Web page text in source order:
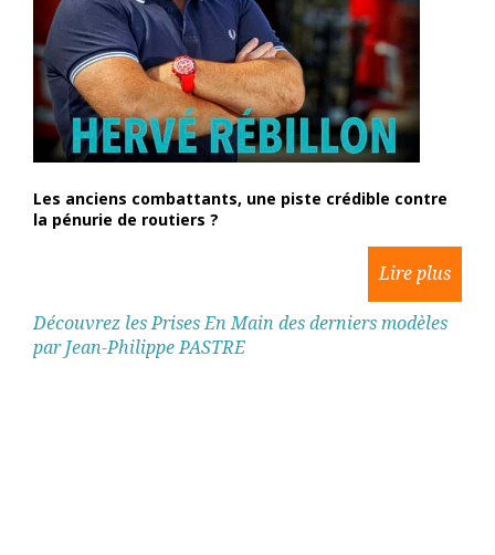
Les anciens combattants, une piste crédible contre
la pénurie de routiers ?
Découvrez les Prises En Main des derniers modèles
par Jean-Philippe PASTRE